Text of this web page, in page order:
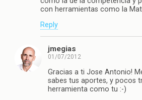
con herramientas como la
Reply
jmegias
01/07/2012
Gracias a ti Jose Antonio!
sabes tus aportes, y pocos
herramienta como tu :-)